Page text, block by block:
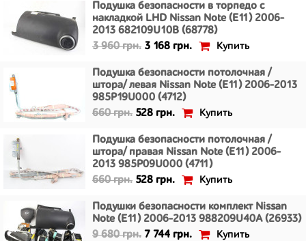
Подушка безопасности в торпедо с
накладкой LHD Nissan Note (E11) 2006-
2013 682109U10B (68778)
3 960 грн. 3 168 грн. Купить
Подушка безопасности потолочная /
штора/ левая Nissan Note (E11) 2006-2013
985P19U000 (4712)
660 грн. 528 грн. Купить
Подушка безопасности потолочная /
штора/ правая Nissan Note (E11) 2006-
2013 985P09U000 (4711)
660 грн. 528 грн. Купить
Подушки безопасности комплект Nissan
Note (E11) 2006-2013 988209U40A (26933)
9 680 грн. 7 744 грн. Купить